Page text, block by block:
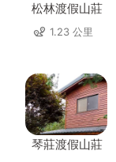
松林渡假山莊
1.23 公里
琴莊渡假山莊